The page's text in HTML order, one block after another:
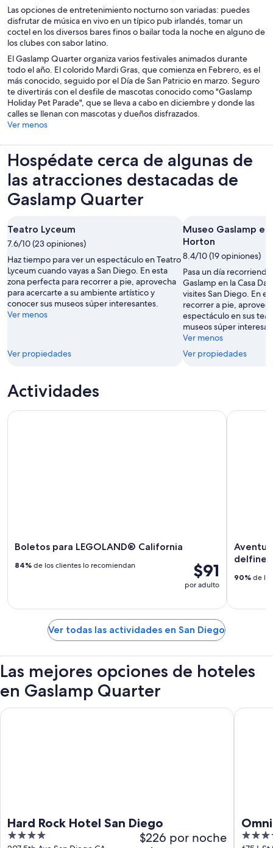
Las opciones de entretenimiento nocturno son variadas: puedes
disfrutar de música en vivo en un típico pub irlandés, tomar un
coctel en los diversos bares finos o bailar toda la noche en alguno de
los clubes con sabor latino.
El Gaslamp Quarter organiza varios festivales animados durante
todo el año. El colorido Mardi Gras, que comienza en Febrero, es el
más conocido, seguido por el Día de San Patricio en marzo. Seguro
te divertirás con el desfile de mascotas conocido como "Gaslamp
Holiday Pet Parade", que se lleva a cabo en diciembre y donde las
calles se llenan con mascotas y dueños disfrazados.
Ver menos
Hospédate cerca de algunas de
las atracciones destacadas de
Gaslamp Quarter
Teatro Lyceum
7.6/10 (23 opiniones)
Haz tiempo para ver un espectáculo en Teatro
Lyceum cuando vayas a San Diego. En esta
zona perfecta para recorrer a pie, aprovecha
para acercarte a su ambiente artístico y
conocer sus museos súper interesantes.
Ver menos
Ver propiedades
Museo Gaslamp en
Horton
8.4/10 (19 opiniones)
Pasa un día
Gaslamp en la Casa
visites San Diego. En
recorrer a pie,
espectáculo en sus
museos súper
Ver menos
Ver propiedades
Actividades
Boletos para LEGOLAND® California
$91
por adulto
84% de los clientes lo recomiendan
Boletos para LEGOLAND® California
delfines
90% de
Ver todas las actividades en San Diego
Las mejores opciones de hoteles
en Gaslamp Quarter
Hard Rock Hotel San Diego
4
$226 por noche
Hard Rock Hotel San Diego
4
Omni